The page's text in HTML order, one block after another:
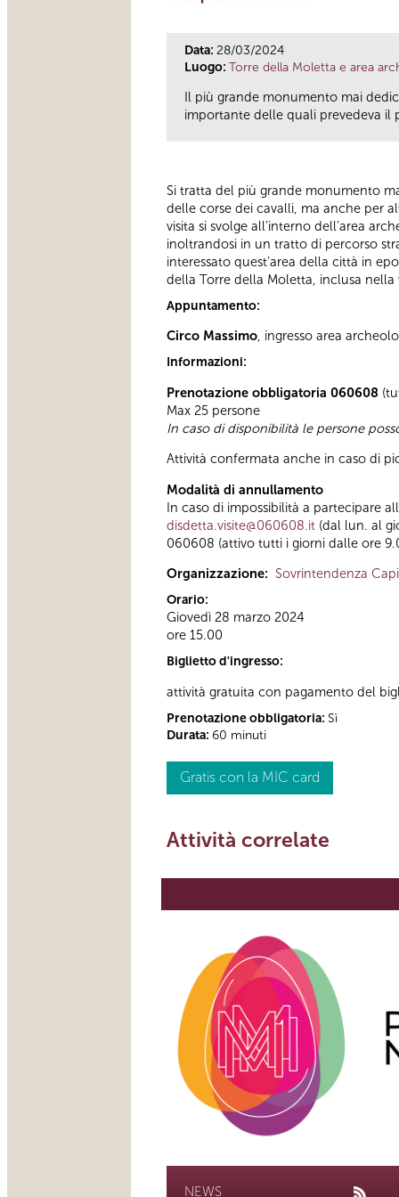
Data: 28/03/2024
Luogo: Torre della Moletta e area
Il più grande monumento mai
importante delle quali prevedeva il
Si tratta del più grande monumento
delle corse dei cavalli, ma anche per
visita si svolge all’interno dell’area
inoltrandosi in un tratto di percorso
interessato quest’area della città in
della Torre della Moletta, inclusa nella
Appuntamento:
Circo Massimo, ingresso area
Informazioni:
Prenotazione obbligatoria 060608
Max 25 persone
In caso di disponibilità le persone
Attività confermata anche in caso di
Modalità di annullamento
In caso di impossibilità a partecipare
disdetta.visite@060608.it (dal lun. al
060608 (attivo tutti i giorni dalle ore
Organizzazione: Sovrintendenza
Orario:
Giovedì 28 marzo 2024
ore 15.00
Biglietto d'ingresso:
attività gratuita con pagamento del
Prenotazione obbligatoria: Sì
Durata: 60 minuti
Gratis con la MIC card
Attività correlate
NEWS